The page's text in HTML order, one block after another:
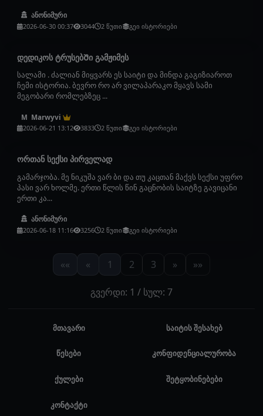
ანონიმური
2026-06-30 00:37 3044 2 წუთი გეი ისტორიები
დედიკოს ტრუსებᲨი გამჟიმეს
სალამი . ძალიან მიყვარს ეს საიტი და მინდა გაგიზიაროთ
ჩემი ისტორია. ბევრო რო არ ვილაპარაკო მყავს სამი
მეგობარი რომლებზეც ...
M Marwyvi
2026-06-21 13:12 3833 2 წუთი გეი ისტორიები
ორთან სექსი პირველად
გამარჯობა. მე ნიკუშა ვარ ბი და თუ კაცთან მაქვს სექსი უფრო
პასი ვარ ხოლმე. ერთი წლის წინ გაცნობის საიტზე გავიცანი
ერთი კა...
ანონიმური
2026-06-18 11:16 3256 2 წუთი გეი ისტორიები
«« « 1 2 3 » »»
გვერდი: 1 / სულ: 7
მთავარი საიტის შესახებ
წესები კონფიდენციალურობა
ქულები შეტყობინებები
კონტაქტი